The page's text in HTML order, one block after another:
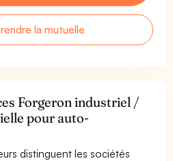
la mutuelle
Forgeron industriel /
pour auto-
distinguent les sociétés